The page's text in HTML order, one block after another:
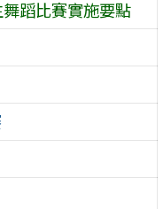
蹈比賽實施要點